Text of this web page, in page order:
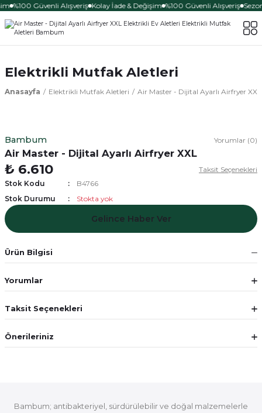
%100 Güvenli Alışveriş Kolay İade & Değişim %100 Güvenli Alışveriş
Elektrikli Mutfak Aletleri
Anasayfa Elektrikli Mutfak Aletleri Air Master - Dijital Ayarlı Airfryer XXL
Bambum Yorumlar (0)
Air Master - Dijital Ayarlı Airfryer XXL
₺ 6.610
Taksit Seçenekleri
Stok Kodu
B4766
Stok Durumu
Stokta yok
Gelince Haber Ver
Ürün Bilgisi
Yorumlar
Taksit Seçenekleri
Önerileriniz
Bambum; antibakteriyel, sürdürülebilir ve doğal malzemelerle